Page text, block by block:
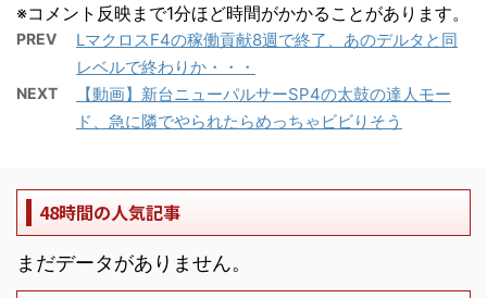
※コメント反映まで1分ほど時間がかかることがあります。
PREV
LマクロスF4の稼働貢献8週で終了、あのデルタと同
レベルで終わりか・・・
NEXT
【動画】新台ニューパルサーSP4の太鼓の達人モー
ド、急に隣でやられたらめっちゃビビりそう
48時間の人気記事
まだデータがありません。